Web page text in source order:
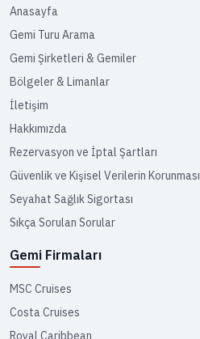
Anasayfa
Gemi Turu Arama
Gemi Şirketleri & Gemiler
Bölgeler & Limanlar
İletişim
Hakkımızda
Rezervasyon ve İptal Şartları
Güvenlik ve Kişisel Verilerin Korunması
Seyahat Sağlık Sigortası
Sıkça Sorulan Sorular
Gemi Firmaları
MSC Cruises
Costa Cruises
Royal Caribbean